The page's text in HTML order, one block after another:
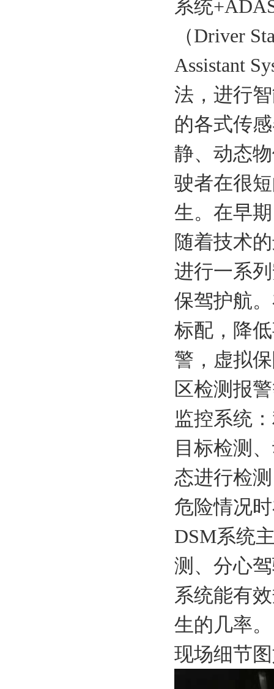
系统
（Driver
Assistant
法，进行
的各式传
静、动态
驶者在很
生。在早
随着技术
进行一系
保驾护航
标配，降
警，虚拟
区检测报
监控系统
目标检测
态进行检
危险情况
DSM系统
测、分心
系统能有
生的几率。
现场细节